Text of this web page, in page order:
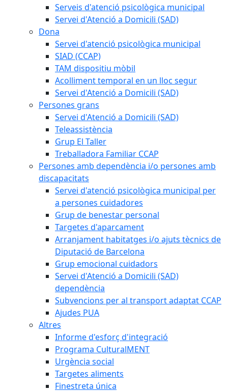
Serveis d'atenció psicològica municipal
Servei d'Atenció a Domicili (SAD)
Dona
Servei d'atenció psicològica municipal
SIAD (CCAP)
TAM dispositiu mòbil
Acolliment temporal en un lloc segur
Servei d'Atenció a Domicili (SAD)
Persones grans
Servei d'Atenció a Domicili (SAD)
Teleassistència
Grup El Taller
Treballadora Familiar CCAP
Persones amb dependència i/o persones amb
discapacitats
Servei d'atenció psicològica municipal per
a persones cuidadores
Grup de benestar personal
Targetes d'aparcament
Arranjament habitatges i/o ajuts tècnics de
Diputació de Barcelona
Grup emocional cuidadors
Servei d'Atenció a Domicili (SAD)
dependència
Subvencions per al transport adaptat CCAP
Ajudes PUA
Altres
Informe d'esforç d'integració
Programa CulturalMENT
Urgència social
Targetes aliments
Finestreta única